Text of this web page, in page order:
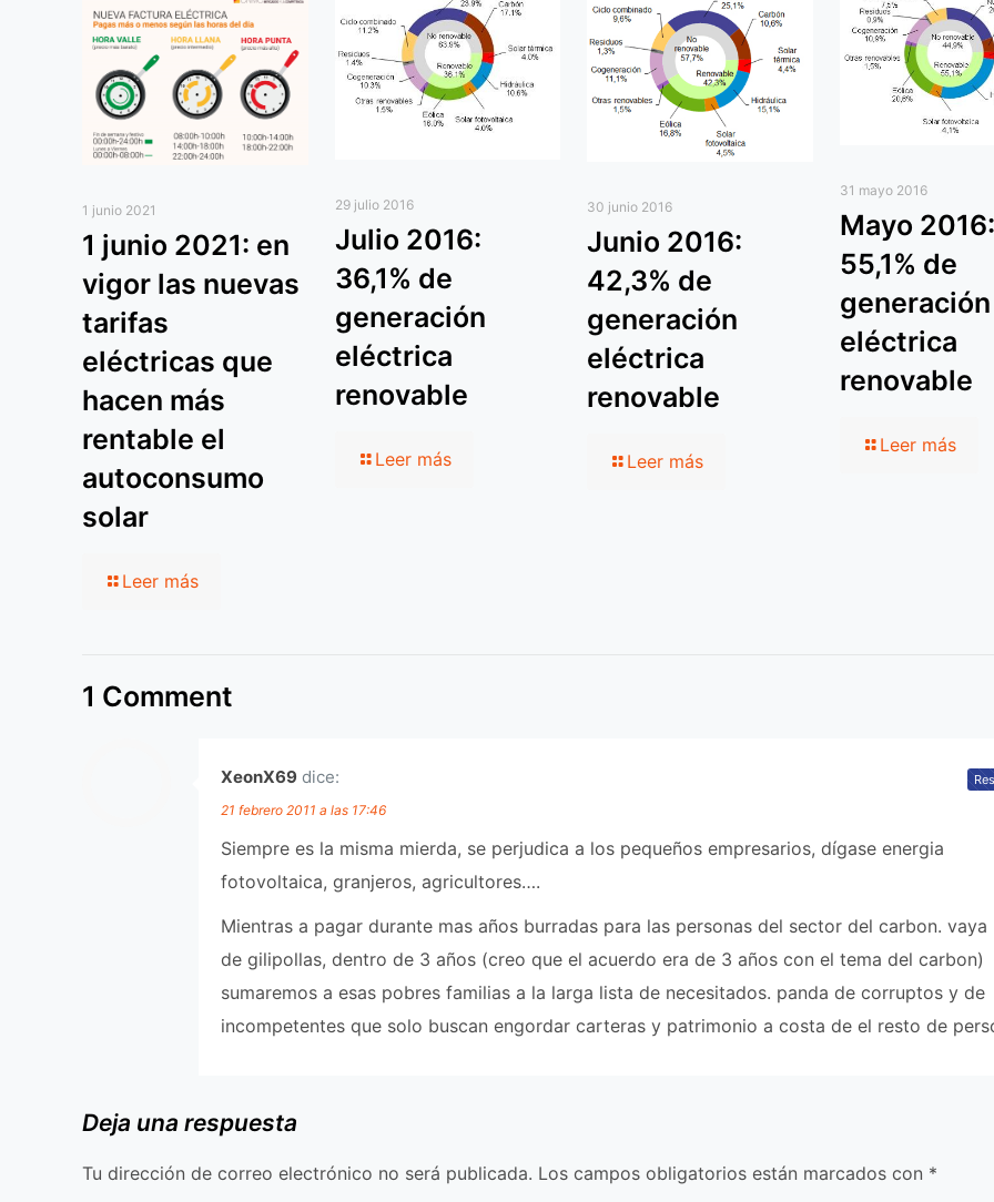
1 junio 2021
1 junio 2021: en
vigor las nuevas
tarifas
eléctricas que
hacen más
rentable el
autoconsumo
solar
Leer más
29 julio 2016
Julio 2016:
36,1% de
generación
eléctrica
renovable
Leer más
30 junio 2016
Junio 2016:
42,3% de
generación
eléctrica
renovable
Leer más
31 mayo 2016
Mayo 2016:
55,1% de
generación
eléctrica
renovable
Leer más
1 Comment
XeonX69 dice:
21 febrero 2011 a las 17:46
Siempre es la misma mierda, se perjudica a los pequeños empresarios, dígase energia
fotovoltaica, granjeros, agricultores….
Mientras a pagar durante mas años burradas para las personas del sector del carbon. vaya
de gilipollas, dentro de 3 años (creo que el acuerdo era de 3 años con el tema del carbon)
sumaremos a esas pobres familias a la larga lista de necesitados. panda de corruptos y de
incompetentes que solo buscan engordar carteras y patrimonio a costa de el resto de
Deja una respuesta
Tu dirección de correo electrónico no será publicada. Los campos obligatorios están marcados con *